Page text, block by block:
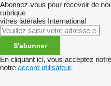
Abonnez-vous pour recevoir de
rubrique
vitres latérales International
S'abonner
En cliquant ici, vous acceptez notre
notre accord utilisateur.